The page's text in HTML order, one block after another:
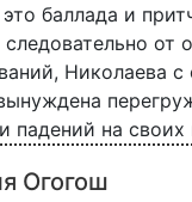
баллада и
от
Николаева с
падений на своих
Огогош